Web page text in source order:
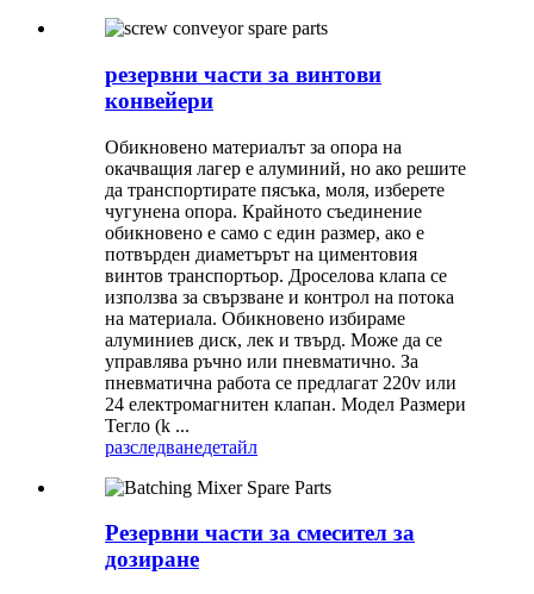
резервни части за винтови
конвейери
Обикновено материалът за опора на
окачващия лагер е алуминий, но ако решите
да транспортирате пясъка, моля, изберете
чугунена опора. Крайното съединение
обикновено е само с един размер, ако е
потвърден диаметърът на циментовия
винтов транспортьор. Дроселова клапа се
използва за свързване и контрол на потока
на материала. Обикновено избираме
алуминиев диск, лек и твърд. Може да се
управлява ръчно или пневматично. За
пневматична работа се предлагат 220v или
24 електромагнитен клапан. Модел Размери
Тегло (k ...
разследванедетайл
Резервни части за смесител за
дозиране